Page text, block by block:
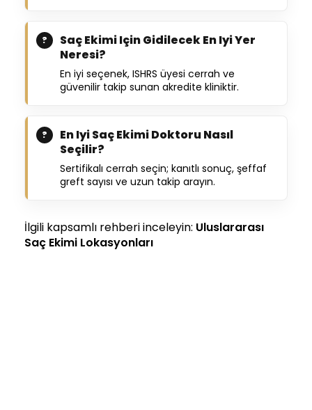
Saç Ekimi Için Gidilecek En Iyi Yer
Neresi?
En iyi seçenek, ISHRS üyesi cerrah ve
güvenilir takip sunan akredite kliniktir.
En Iyi Saç Ekimi Doktoru Nasıl
Seçilir?
Sertifikalı cerrah seçin; kanıtlı sonuç, şeffaf
greft sayısı ve uzun takip arayın.
İlgili kapsamlı rehberi inceleyin: Uluslararası
Saç Ekimi Lokasyonları